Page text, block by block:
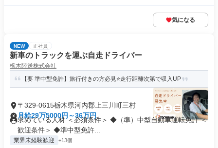
気になる
NEW 正社員
新車のトラックを運ぶ自走ドライバー
栃木陸送株式会社
【要 準中型免許】旅行付きの方必見⭐️走行距離次第で収入UP
〒329-0615栃木県河内郡上三川町三村
月給29万5000円～36万円
求めている人材 ＜必須条件＞ ◆（準）中型自動車運転免許 ＜
歓迎条件＞ ◆準中型免許...
業界未経験歓迎 +13個